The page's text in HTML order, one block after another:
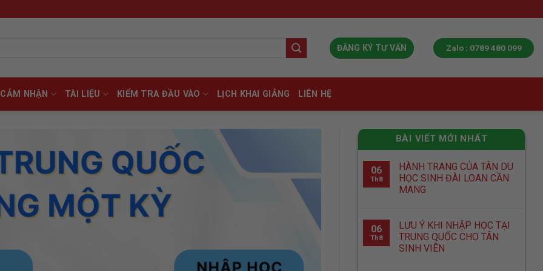
ĐĂNG KÝ TƯ VẤN Zalo : 0789 480 099
CẢM NHẬN TÀI LIỆU KIỂM TRA ĐẦU VÀO LỊCH KHAI GIẢNG LIÊN HỆ
BÀI VIẾT MỚI NHẤT
06
Th8
HÀNH TRANG CỦA TÂN DU
HỌC SINH ĐÀI LOAN CẦN
MANG
06
Th8
LƯU Ý KHI NHẬP HỌC TẠI
TRUNG QUỐC CHO TÂN
SINH VIÊN